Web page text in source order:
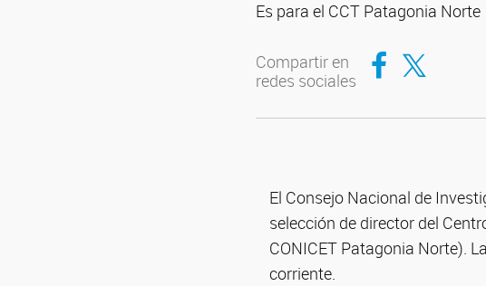
Es para el CCT Patagonia Norte
Compartir en
redes sociales
Compartir en Facebook
Compartir en Twitter
El Consejo Nacional de
selección de director del
CONICET Patagonia Norte).
corriente.